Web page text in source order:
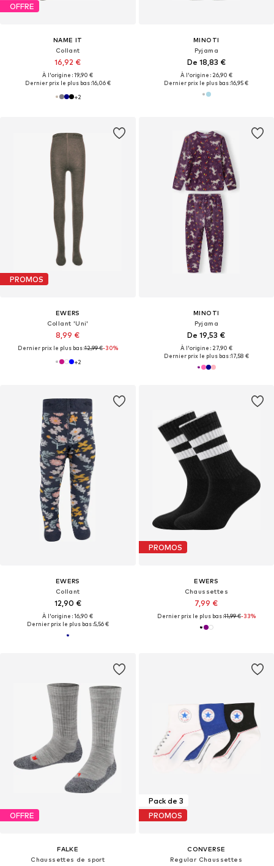
OFFRE
NAME IT
Collant
16,92 €
À l'origine : 19,90 €
Dernier prix le plus bas :16,06 €
+2
MINOTI
Pyjama
De 18,83 €
À l'origine : 26,90 €
Dernier prix le plus bas :16,95 €
PROMOS
EWERS
Collant 'Uni'
8,99 €
Dernier prix le plus bas :12,99 €-30%
+2
MINOTI
Pyjama
De 19,53 €
À l'origine : 27,90 €
Dernier prix le plus bas :17,58 €
EWERS
Collant
12,90 €
À l'origine : 16,90 €
Dernier prix le plus bas :5,56 €
PROMOS
EWERS
Chaussettes
7,99 €
Dernier prix le plus bas :11,99 €-33%
OFFRE
FALKE
Chaussettes de sport
Pack de 3
PROMOS
CONVERSE
Regular Chaussettes